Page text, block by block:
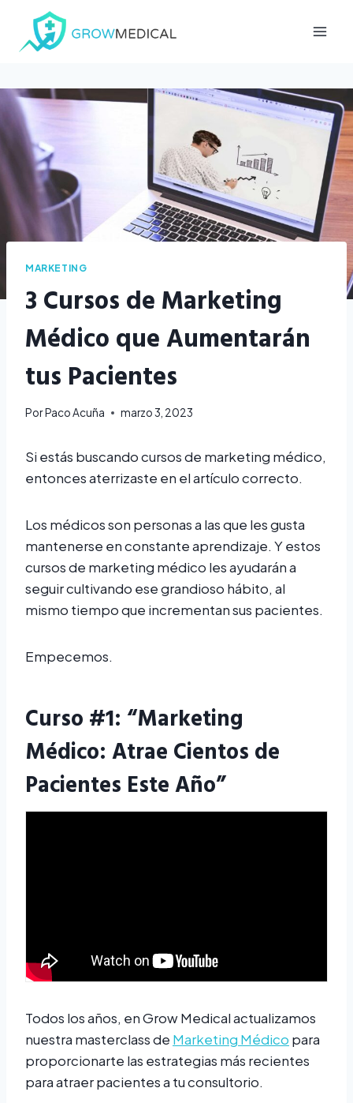
contenido
MARKETING
3 Cursos de Marketing
Médico que Aumentarán
tus Pacientes
PorPaco Acuña marzo 3, 2023
Si estás buscando cursos de marketing médico,
entonces aterrizaste en el artículo correcto.
Los médicos son personas a las que les gusta
mantenerse en constante aprendizaje. Y estos
cursos de marketing médico les ayudarán a
seguir cultivando ese grandioso hábito, al
mismo tiempo que incrementan sus pacientes.
Empecemos.
Curso #1: “Marketing
Médico: Atrae Cientos de
Pacientes Este Año”
Todos los años, en Grow Medical actualizamos
nuestra masterclass de Marketing Médico para
proporcionarte las estrategias más recientes
para atraer pacientes a tu consultorio.